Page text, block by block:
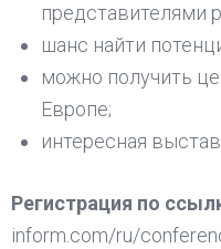
представителями
шанс найти
можно получить
Европе;
интересная
Регистрация по
inform.com/ru/